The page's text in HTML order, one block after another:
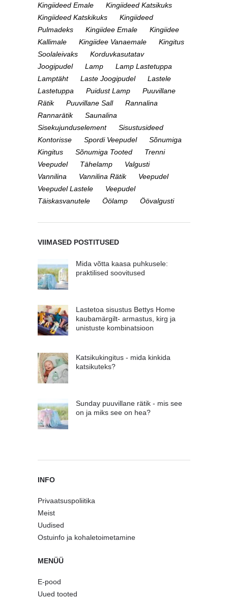
Kingiideed Emale
Kingiideed Katsikuks
Kingiideed Katskikuks
Kingiideed
Pulmadeks
Kingiidee Emale
Kingiidee
Kallimale
Kingiidee Vanaemale
Kingitus
Soolaleivaks
Korduvkasutatav
Joogipudel
Lamp
Lamp Lastetuppa
Lamptäht
Laste Joogipudel
Lastele
Lastetuppa
Puidust Lamp
Puuvillane
Rätik
Puuvillane Sall
Rannalina
Rannarätik
Saunalina
Sisekujunduselement
Sisustusideed
Kontorisse
Spordi Veepudel
Sõnumiga
Kingitus
Sõnumiga Tooted
Trenni
Veepudel
Tähelamp
Valgusti
Vannilina
Vannilina Rätik
Veepudel
Veepudel Lastele
Veepudel
Täiskasvanutele
Öölamp Öövalgusti
VIIMASED POSTITUSED
Mida võtta kaasa puhkusele:
praktilised soovitused
Lastetoa sisustus Bettys Home
kaubamärgilt- armastus, kirg ja
unistuste kombinatsioon
Katsikukingitus - mida kinkida
katsikuteks?
Sunday puuvillane rätik - mis see
on ja miks see on hea?
INFO
Privaatsuspoliitika
Meist
Uudised
Ostuinfo ja kohaletoimetamine
MENÜÜ
E-pood
Uued tooted